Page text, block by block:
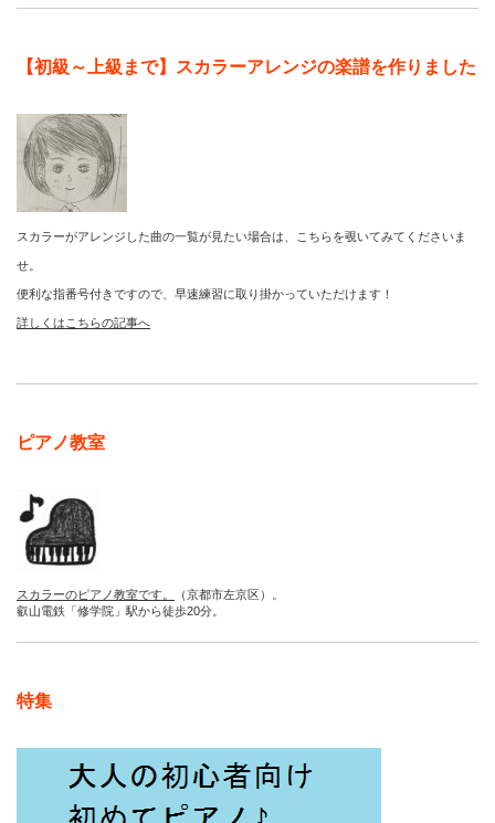
【初級～上級まで】スカラーアレンジの楽譜を作りました
スカラーがアレンジした曲の一覧が見たい場合は、こちらを覗いてみてくださいま
せ。
便利な指番号付きですので、早速練習に取り掛かっていただけます！
詳しくはこちらの記事へ
ピアノ教室
スカラーのピアノ教室です。
（京都市左京区）。
叡山電鉄「修学院」駅から徒歩20分。
特集